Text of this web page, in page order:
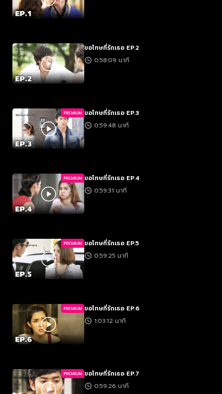
ขอโทษที่รักเธอ EP.2
0:58:09 นาที
PREMIUM ขอโทษที่รักเธอ EP.3
0:59:48 นาที
PREMIUM ขอโทษที่รักเธอ EP.4
0:59:31 นาที
PREMIUM ขอโทษที่รักเธอ EP.5
0:59:25 นาที
PREMIUM ขอโทษที่รักเธอ EP.6
1:03:12 นาที
PREMIUM ขอโทษที่รักเธอ EP.7
0:59:26 นาที